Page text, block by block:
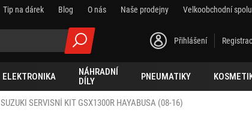
Tip na dárek Blog O nás Naše prodejny Velkoobchodní
Přihlášení
ELEKTRONIKA
NÁHRADNÍ
DÍLY
PNEUMATIKY
SUZUKI SERVISNÍ KIT GSX1300R HAYABUSA (08-16)